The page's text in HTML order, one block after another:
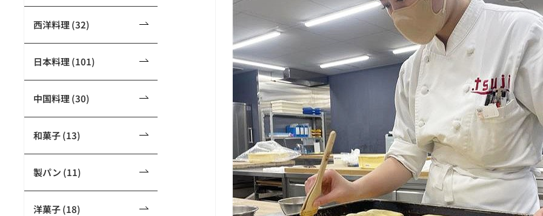
西洋料理 (32)
日本料理 (101)
中国料理 (30)
和菓子 (13)
製パン (11)
洋菓子 (18)